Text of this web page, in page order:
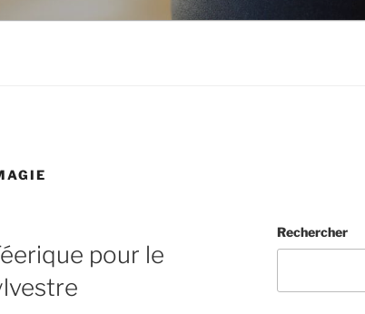
pour le
Rechercher